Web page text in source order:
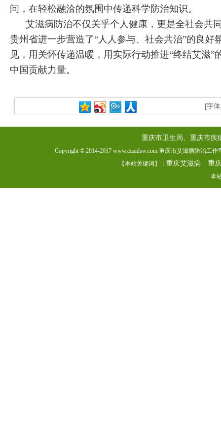
问，在轻松融洽的氛围中传递科学防治知识。
艾滋病防治不仅关乎个人健康，更是全社会共
贵州省进一步营造了“人人参与、社会共治”的良好
见，用关怀传递温暖，用实际行动推进“终结艾滋
中国贡献力量。
[字
重庆市卫生局、重庆市疾
Copyright © 2014-2017 www.cqaidsw.com 重庆市艾滋病防治工
【本站关键词】： 重庆艾滋病 重
本